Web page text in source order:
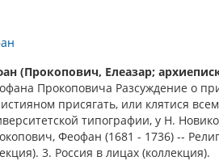
(Прокопович, Елеазар;
Прокоповича Разсуждение о
присягать, или клятися
типографии, у Н.
Феофан (1681 - 1736) --
3. Россия в лицах (коллекция).